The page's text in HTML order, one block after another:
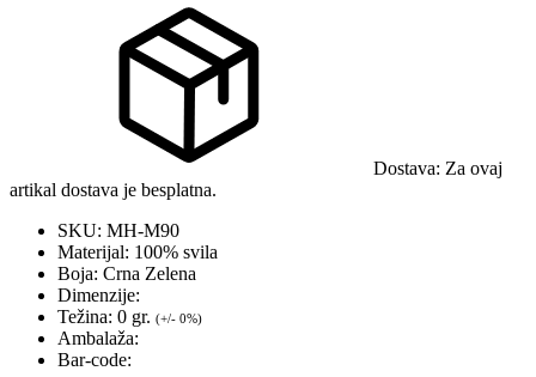
Dostava: Za ovaj
artikal dostava je besplatna.
SKU: MH-M90
Materijal: 100% svila
Boja: Crna Zelena
Dimenzije:
Težina: 0 gr. (+/- 0%)
Ambalaža:
Bar-code: